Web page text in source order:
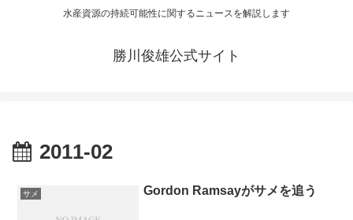
水産資源の持続可能性に関するニュースを解説します
勝川俊雄公式サイト
2011-02
サメ Gordon Ramsayがサメを追う